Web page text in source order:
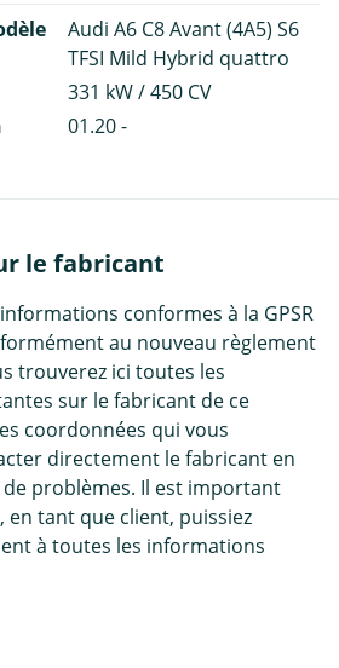
Audi A6 C8 Avant (4A5) S6
TFSI Mild Hybrid quattro
331 kW / 450 CV
01.20 -
le fabricant
conformes à la GPSR
au nouveau règlement
trouverez ici toutes les
sur le fabricant de ce
coordonnées qui vous
directement le fabricant en
problèmes. Il est important
en tant que client, puissiez
à toutes les informations